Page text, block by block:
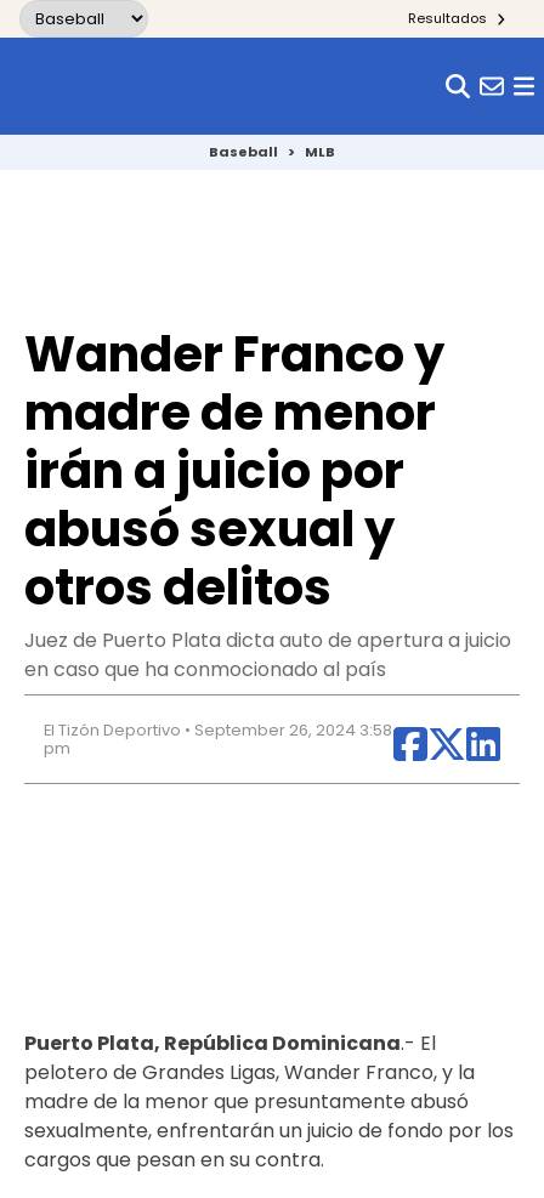
Skip to content Resultados
Baseball > MLB
Wander Franco y
madre de menor
irán a juicio por
abusó sexual y
otros delitos
Juez de Puerto Plata dicta auto de apertura a juicio
en caso que ha conmocionado al país
El Tizón Deportivo • September 26, 2024 3:58
pm
Puerto Plata, República Dominicana.- El
pelotero de Grandes Ligas, Wander Franco, y la
madre de la menor que presuntamente abusó
sexualmente, enfrentarán un juicio de fondo por los
cargos que pesan en su contra.